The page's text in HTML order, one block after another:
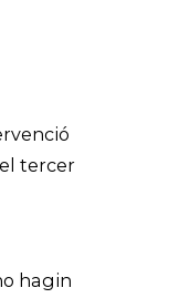
tercer
hagin